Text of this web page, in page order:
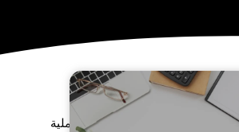
يتكامل Classter بسلاسة مع DocuSign، مما يرتقي بعملية